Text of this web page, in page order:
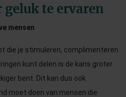
geluk te ervaren
mensen
die je stimuleren, complimenteren
kunt delen is de kans groter
bent. Dit kan dus ook
moet doen van mensen die